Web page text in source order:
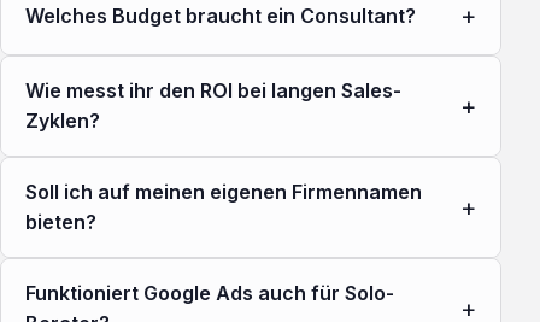
Welches Budget braucht ein Consultant? +
Wie messt ihr den ROI bei langen Sales-
Zyklen?
+
Soll ich auf meinen eigenen Firmennamen
bieten?
+
Funktioniert Google Ads auch für Solo-
+